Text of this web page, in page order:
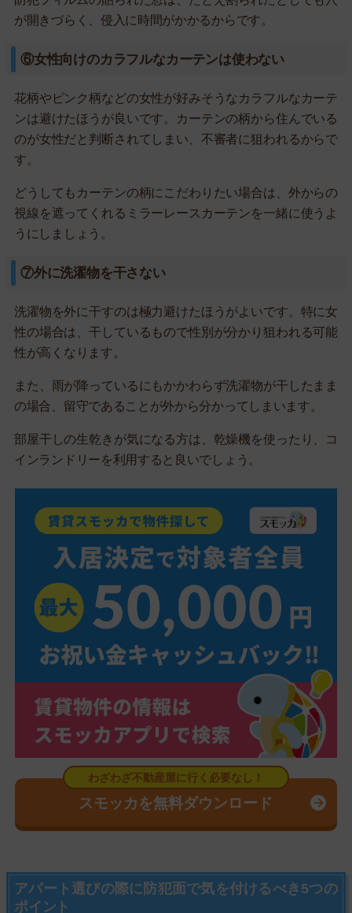
が開きづらく、侵入に時間がかかるからです。
⑥女性向けのカラフルなカーテンは使わない
花柄やピンク柄などの女性が好みそうなカラフルなカーテ
ンは避けたほうが良いです。カーテンの柄から住んでいる
のが女性だと判断されてしまい、不審者に狙われるからで
す。
どうしてもカーテンの柄にこだわりたい場合は、外からの
視線を遮ってくれるミラーレースカーテンを一緒に使うよ
うにしましょう。
⑦外に洗濯物を干さない
洗濯物を外に干すのは極力避けたほうがよいです。特に女
性の場合は、干しているもので性別が分かり狙われる可能
性が高くなります。
また、雨が降っているにもかかわらず洗濯物が干したまま
の場合、留守であることが外から分かってしまいます。
部屋干しの生乾きが気になる方は、乾燥機を使ったり、コ
インランドリーを利用すると良いでしょう。
スモッカを無料ダウンロード
アパート選びの際に防犯面で気を付けるべき5つの
ポイント